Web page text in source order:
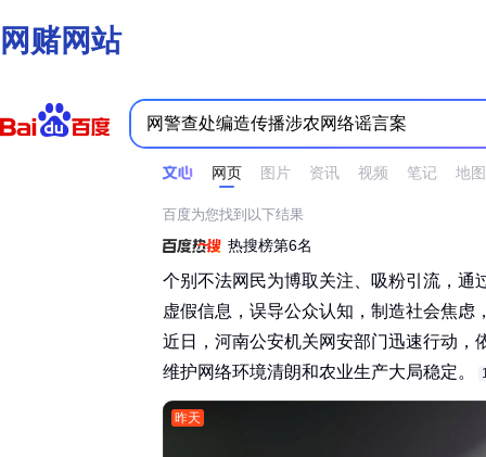
网赌网站
网页 图片 资讯 视频 笔记 地图
时间不限 所有网页和文件 站点内检索
百度为您找到以下结果
热搜榜第6名
个别不法网民为博取关注、吸粉引流，通
虚假信息，误导公众认知，制造社会焦
近日，河南公安机关网安部门迅速行动，
维护网络环境清朗和农业生产大局稳定。‌‌
昨天